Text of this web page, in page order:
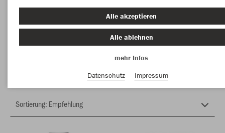
Herzlich Willkommen im Teamshop VfR
Rueblinghausen
Alle akzeptieren
Alle ablehnen
mehr Infos
Datenschutz
Impressum